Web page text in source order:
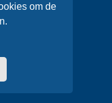
om de